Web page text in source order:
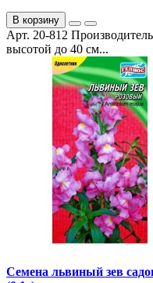
В корзину
Арт. 20-812
высотой до 40 см...
Семена львиный зев